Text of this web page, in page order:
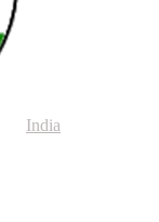
India